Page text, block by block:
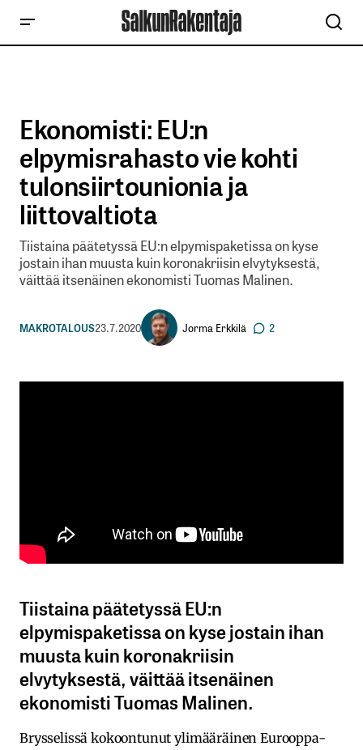
Ekonomisti: EU:n
elpymisrahasto vie kohti
tulonsiirtounionia ja
liittovaltiota
Tiistaina päätetyssä EU:n elpymispaketissa on kyse
jostain ihan muusta kuin koronakriisin elvytyksestä,
väittää itsenäinen ekonomisti Tuomas Malinen.
MAKROTALOUS23.7.2020 Jorma Erkkilä 2
Tiistaina päätetyssä EU:n
elpymispaketissa on kyse jostain ihan
muusta kuin koronakriisin
elvytyksestä, väittää itsenäinen
ekonomisti Tuomas Malinen.
Brysselissä kokoontunut ylimääräinen Eurooppa-